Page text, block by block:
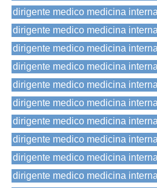
dirigente medico medicina
dirigente medico medicina
dirigente medico medicina
dirigente medico medicina
dirigente medico medicina
dirigente medico medicina
dirigente medico medicina
dirigente medico medicina
dirigente medico medicina
dirigente medico medicina